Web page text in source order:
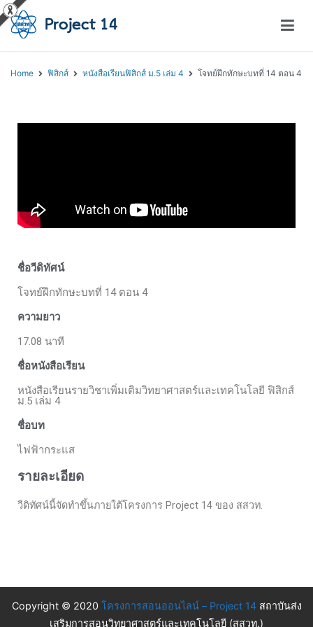
Home ฟิสิกส์ หนังสือเรียนฟิสิกส์ ม.5 เล่ม 4 โจทย์ฝึกทักษะบทที่ 14 ตอน 4
ชื่อวีดิทัศน์
โจทย์ฝึกทักษะบทที่ 14 ตอน 4
ความยาว
17.08 นาที
ชื่อหนังสือเรียน
หนังสือเรียนรายวิชาเพิ่มเติมวิทยาศาสตร์และเทคโนโลยี ฟิสิกส์
ม.5 เล่ม 4
ชื่อบท
ไฟฟ้ากระแส
รายละเอียด
วีดิทัศน์นี้จัดทำขึ้นภายใต้โครงการ Project 14 ของ สสวท.
Copyright © 2020 โครงการสอนออนไลน์ – Project 14สถาบันส่ง
เสริมการสอนวิทยาศาสตร์และเทคโนโลยี (สสวท.)